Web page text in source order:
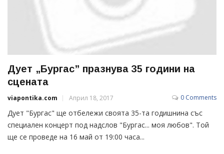
Дует „Бургас” празнува 35 години на
сцената
viapontika.com Април 18, 2017 0 Comments
Дует "Бургас" ще отбележи своята 35-та годишнина със
специален концерт под надслов "Бургас... моя любов". Той
ще се проведе на 16 май от 19:00 часа...